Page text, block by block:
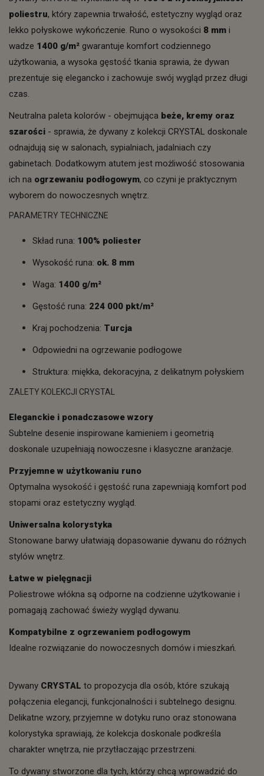
poliestru, który zapewnia trwałość, estetyczny wygląd oraz
lekko połyskowe wykończenie. Runo o wysokości 8 mm i
wadze 1400 g/m² gwarantuje komfort codziennego
użytkowania, a wysoka gęstość tkania sprawia, że dywan
prezentuje się elegancko i zachowuje swój wygląd przez długi
czas.
Neutralna paleta kolorów - obejmująca beże, kremy oraz
szarości - sprawia, że dywany z kolekcji CRYSTAL doskonale
odnajdują się w salonach, sypialniach, jadalniach czy
gabinetach. Dodatkowym atutem jest możliwość stosowania
ich na ogrzewaniu podłogowym, co czyni je praktycznym
wyborem do nowoczesnych wnętrz.
PARAMETRY TECHNICZNE
Skład runa: 100% poliester
Wysokość runa: ok. 8 mm
Waga: 1400 g/m²
Gęstość runa: 224 000 pkt/m²
Kraj pochodzenia: Turcja
Odpowiedni na ogrzewanie podłogowe
Struktura: miękka, dekoracyjna, z delikatnym połyskiem
ZALETY KOLEKCJI CRYSTAL
Eleganckie i ponadczasowe wzory
Subtelne desenie inspirowane kamieniem i geometrią
doskonale uzupełniają nowoczesne i klasyczne aranżacje.
Przyjemne w użytkowaniu runo
Optymalna wysokość i gęstość runa zapewniają komfort pod
stopami oraz estetyczny wygląd.
Uniwersalna kolorystyka
Stonowane barwy ułatwiają dopasowanie dywanu do różnych
stylów wnętrz.
Łatwe w pielęgnacji
Poliestrowe włókna są odporne na codzienne użytkowanie i
pomagają zachować świeży wygląd dywanu.
Kompatybilne z ogrzewaniem podłogowym
Idealne rozwiązanie do nowoczesnych domów i mieszkań.
Dywany CRYSTAL to propozycja dla osób, które szukają
połączenia elegancji, funkcjonalności i subtelnego designu.
Delikatne wzory, przyjemne w dotyku runo oraz stonowana
kolorystyka sprawiają, że kolekcja doskonale podkreśla
charakter wnętrza, nie przytłaczając przestrzeni.
To dywany stworzone dla tych, którzy chcą wprowadzić do